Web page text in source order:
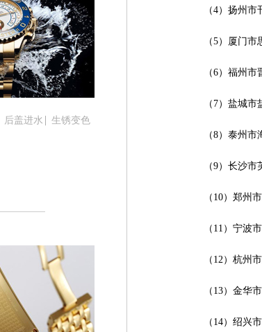
烟台市芝罘区胜利路139号万达金融中心A座907室（需提前预约）
长春市朝阳区西安大路727号中银大厦A座(旺进大厦)18层09室（需
贵阳市南明区都司高架桥路33号亨特国际金融中心14楼14D（需提
昆明市盘龙区北京路928号同德昆明广场写字楼10层06室（需提
石家庄市长安区中山东路39号勒泰中心写字楼B座13层07室（需提
西安市碑林区南关正街88号华侨城长安国际中心E座6楼10室（需
海口市龙华区金贸东路5号海口华润大厦B座17层1707室（需提前
台州市椒江区东海大道1800号腾达中心东1幢20楼2002室（需提
重庆市解放碑渝中区民权路28号英利国际金融中心写字楼20层01
黑龙江省大庆市萨尔图区会战大街腕表时光售后服务中心（需提前
黑龙江省鹤岗市向阳区红军路腕表时光售后服务中心（需提前预
黑龙江省黑河市爱辉区中央街腕表时光售后服务中心（需提前预约
黑龙江省鸡西市鸡冠区红军路腕表时光售后服务中心（需提前预约
黑龙江省佳木斯市向阳区长安路腕表时光售后服务中心（需提前
后盖进水
生锈变色
（4）扬州
（5）厦门
（6）福州
（7）盐城
（8）泰州
（9）长沙
（10）郑州
（11）宁波
（12）杭州
（13）金华
（14）绍兴